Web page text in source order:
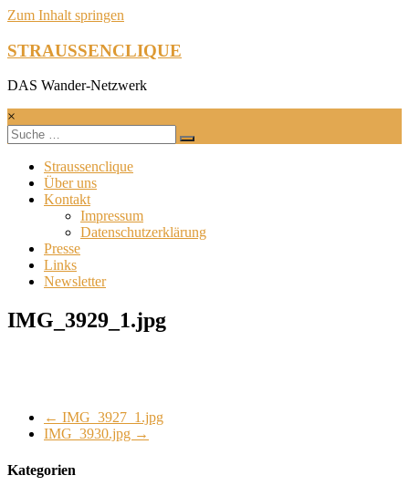
Zum Inhalt springen
STRAUSSENCLIQUE
DAS Wander-Netzwerk
×
Straussenclique
Über uns
Kontakt
Impressum
Datenschutzerklärung
Presse
Links
Newsletter
IMG_3929_1.jpg
← IMG_3927_1.jpg
IMG_3930.jpg →
Kategorien